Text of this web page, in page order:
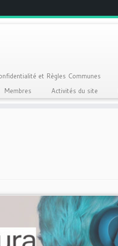
et Règles Communes
Membres Activités du site